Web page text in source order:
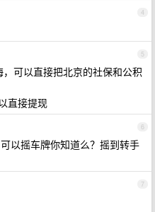
4
5
可以直接把北京的社保和公积
直接提现
6
以摇车牌你知道么？摇到转手
7